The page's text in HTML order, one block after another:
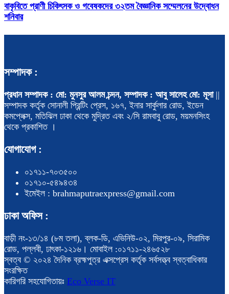
বাকৃবিতে প্রাণী চিকিৎসক ও গবেষকদের ৩২তম বৈজ্ঞানিক সম্মেলনের উদ্বোধন
শনিবার
সম্পাদক :
প্রধান সম্পাদক : মো: মুনসুর আলম চন্দন, সম্পাদক : আবু সালেহ মো: মূসা||
সম্পাদক কর্তৃক সোনালী প্রিন্টিং প্রেস, ১৬৭, ইনার সার্কুলার রোড, ইডেন
কমপ্লেক্স, মতিঝিল ঢাকা থেকে মুদ্রিত এবং ২/সি রামবাবু রোড, ময়মনসিংহ
থেকে প্রকাশিত ।
যোগাযোগ :
০১৭১১-৭০৩৫০০
০১৭১০-৫৪৯৪৩৪
ইমেইল : brahmaputraexpress@gmail.com
ঢাকা অফিস :
বাড়ী নং-১৩/১৪ (৮ম তলা), ব্লক-ডি, এভিনিউ-০২, মিরপুর-০৯, সিরামিক
রোড, পল্লবী, ঢাৎকা-১২১৬। মোবাইল :০১৭১১-২৪৬৫২৮
স্বত্ব © ২০২৪ দৈনিক ব্রহ্মপুত্র এক্সপ্রেস কর্তৃক সর্বসত্ত্ব স্বত্বাধিকার
সংরক্ষিত
কারিগরি সহযোগিতায়ঃ Eco Verse IT